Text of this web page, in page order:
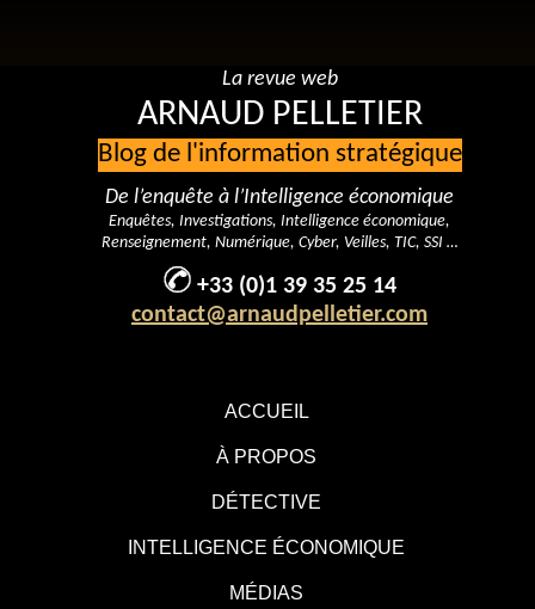
ACCUEIL
À PROPOS
DÉTECTIVE
INTELLIGENCE ÉCONOMIQUE
MÉDIAS
La revue web
ARNAUD PELLETIER
Blog de l'information stratégique
De l’enquête à l’Intelligence économique
Enquêtes, Investigations, Intelligence économique,
Renseignement, Numérique, Cyber, Veilles, TIC, SSI …
+33 (0)1 39 35 25 14
contact@arnaudpelletier.com